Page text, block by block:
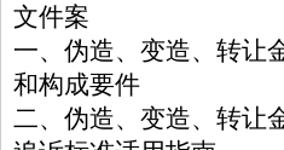
文件案
一、伪造、变造、转让
和构成要件
二、伪造、变造、转让